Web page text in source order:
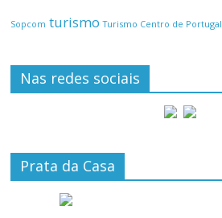
Sopcom turismo Turismo Centro de Portugal
Nas redes sociais
Prata da Casa